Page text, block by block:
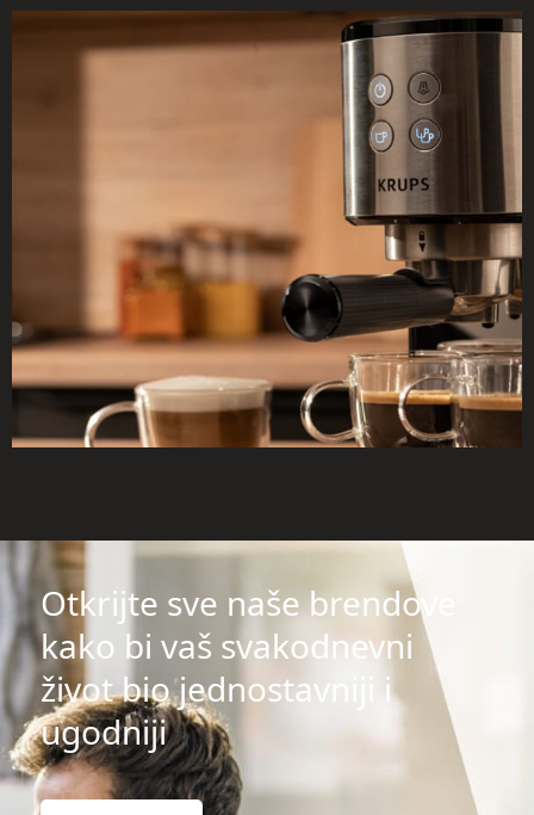
Otkrijte sve naše brendove
kako bi vaš svakodnevni
život bio jednostavniji i
ugodniji